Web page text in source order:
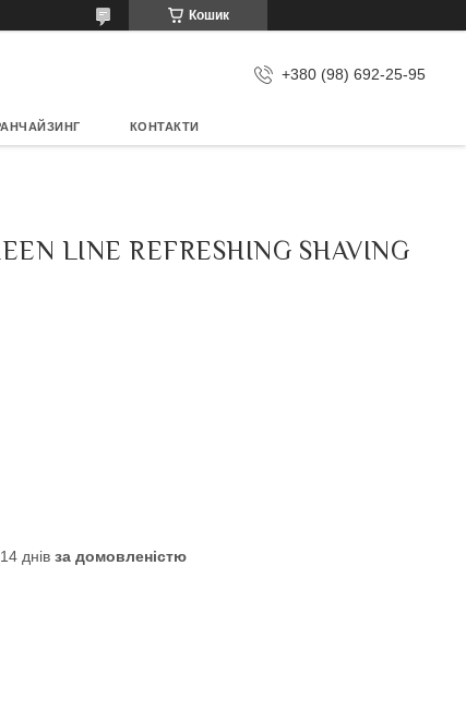
Кошик
+380 (98) 692-25-95
КОНТАКТИ
LINE REFRESHING SHAVING
днів за домовленістю